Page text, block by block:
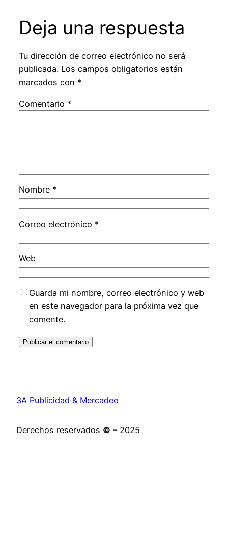
Deja una respuesta
Tu dirección de correo electrónico no será
publicada. Los campos obligatorios están
marcados con *
Comentario *
Nombre *
Correo electrónico *
Web
Guarda mi nombre, correo electrónico y web
en este navegador para la próxima vez que
comente.
3A Publicidad & Mercadeo
Derechos reservados © – 2025